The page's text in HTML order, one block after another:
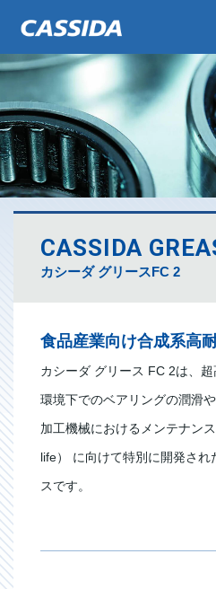
CASSIDA
カシーダ グリースFC 2
食品産業向け合成系高
カシーダ グリース FC 2は、
環境下でのベアリングの潤滑
加工機械におけるメンテナン
life） に向けて特別に開発さ
スです。